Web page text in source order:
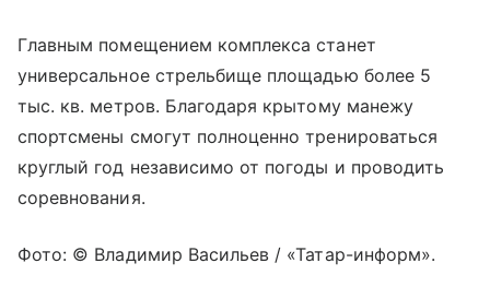
Главным помещением комплекса станет
универсальное стрельбище площадью более 5
тыс. кв. метров. Благодаря крытому манежу
спортсмены смогут полноценно тренироваться
круглый год независимо от погоды и проводить
соревнования.
Фото: © Владимир Васильев / «Татар-информ».